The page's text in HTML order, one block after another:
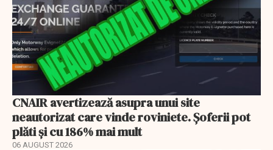
CNAIR avertizează asupra unui site
neautorizat care vinde roviniete. Șoferii pot
plăti și cu 186% mai mult
06 AUGUST 2026